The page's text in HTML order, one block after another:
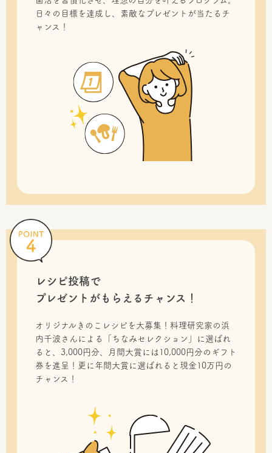
日々の目標を達成し、素敵なプレゼントが当たるチ
ャンス！
レシピ投稿で
プレゼントがもらえるチャンス！
オリジナルきのこレシピを大募集！料理研究家の浜
内千波さんによる「ちなみセレクション」に選ばれ
ると、3,000円分、月間大賞には10,000円分のギフト
券を進呈！更に年間大賞に選ばれると現金10万円の
チャンス！